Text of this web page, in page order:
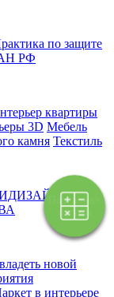
Поэтапная
оплата
по защите
РФ
квартиры
3D Мебель
камня Текстиль
В
новой
в интерьере